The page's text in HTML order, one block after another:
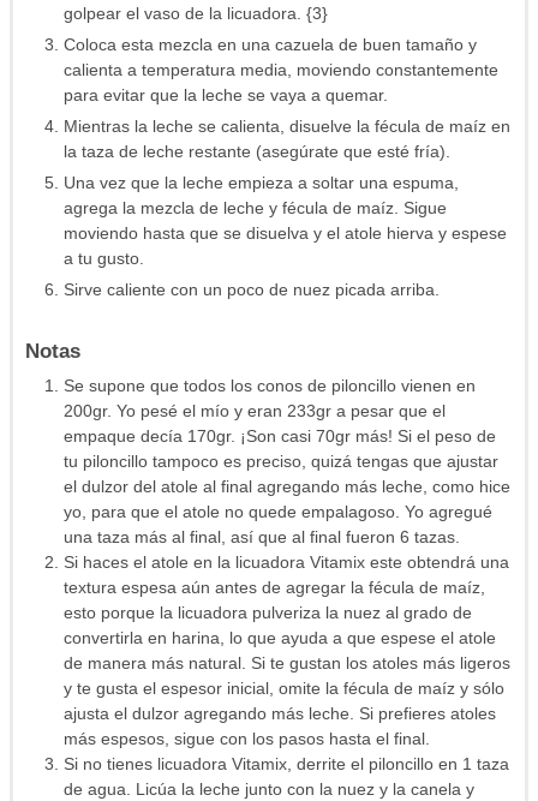
golpear el vaso de la licuadora. {3}
Coloca esta mezcla en una cazuela de buen tamaño y
calienta a temperatura media, moviendo constantemente
para evitar que la leche se vaya a quemar.
Mientras la leche se calienta, disuelve la fécula de maíz en
la taza de leche restante (asegúrate que esté fría).
Una vez que la leche empieza a soltar una espuma,
agrega la mezcla de leche y fécula de maíz. Sigue
moviendo hasta que se disuelva y el atole hierva y espese
a tu gusto.
Sirve caliente con un poco de nuez picada arriba.
Notas
Se supone que todos los conos de piloncillo vienen en
200gr. Yo pesé el mío y eran 233gr a pesar que el
empaque decía 170gr. ¡Son casi 70gr más! Si el peso de
tu piloncillo tampoco es preciso, quizá tengas que ajustar
el dulzor del atole al final agregando más leche, como hice
yo, para que el atole no quede empalagoso. Yo agregué
una taza más al final, así que al final fueron 6 tazas.
Si haces el atole en la licuadora Vitamix este obtendrá una
textura espesa aún antes de agregar la fécula de maíz,
esto porque la licuadora pulveriza la nuez al grado de
convertirla en harina, lo que ayuda a que espese el atole
de manera más natural. Si te gustan los atoles más ligeros
y te gusta el espesor inicial, omite la fécula de maíz y sólo
ajusta el dulzor agregando más leche. Si prefieres atoles
más espesos, sigue con los pasos hasta el final.
Si no tienes licuadora Vitamix, derrite el piloncillo en 1 taza
de agua. Licúa la leche junto con la nuez y la canela y